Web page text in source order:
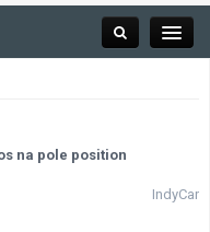
na pole position
IndyCar